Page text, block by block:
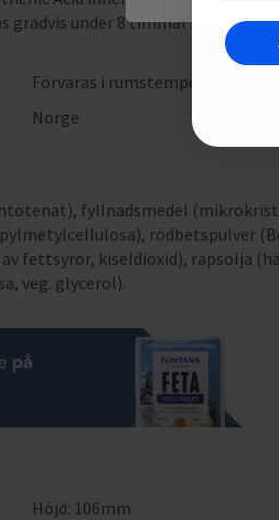
gradvis under 8 timmar så att
Förvaras i rumstemperatur
Norge
fyllnadsmedel
rödbetspulver
fettsyror, kiseldioxid), rapsolja
veg. glycerol).
Höjd: 106mm